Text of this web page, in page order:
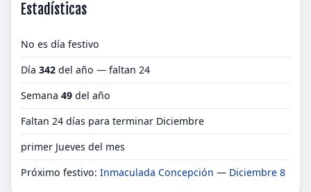
Estadísticas
No es día festivo
Día 342 del año — faltan 24
Semana 49 del año
Faltan 24 días para terminar Diciembre
primer Jueves del mes
Próximo festivo: Inmaculada Concepción — Diciembre 8